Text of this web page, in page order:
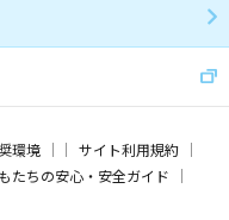
環境
サイト利用規約
たちの安心・安全ガイド